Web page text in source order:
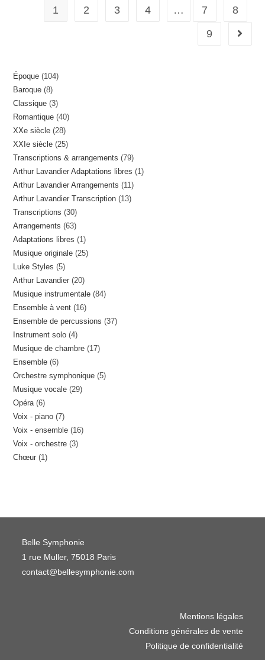
1 2 3 4 … 7
8
9
Époque 104104
Baroque 88
produits
Classique 33
produits
Romantique 4040
XXe siècle 2828
produits
XXIe siècle 2525
produits
Transcriptions & arrangements 7979
produits
Arthur Lavandier Adaptations libres 11
Arthur Lavandier Arrangements 1111
produits
Arthur Lavandier Transcription 1313
Transcriptions 3030
produits
Arrangements 6363
produits
Adaptations libres 11
produit
Musique originale 2525
Luke Styles 55
produits
Arthur Lavandier 2020
produits
Musique instrumentale 8484
Ensemble à vent 1616
produits
Ensemble de percussions 3737
Instrument solo 44
produits
Musique de chambre 1717
Ensemble 66
produits
Orchestre symphonique 55
Musique vocale 2929
Opéra 66
produits
Voix - piano 77
produits
Voix - ensemble 1616
Voix - orchestre 33
Chœur 11
Belle Symphonie
1 rue Muller, 75018 Paris
contact@bellesymphonie.com
Mentions légales
Conditions générales de vente
Politique de confidentialité